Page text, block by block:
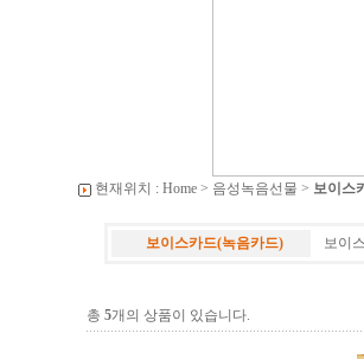
현재위치 : Home> 음성녹음선물 > 보이스
보이스카드(녹음카드) 보이
총 5개의 상품이 있습니다.